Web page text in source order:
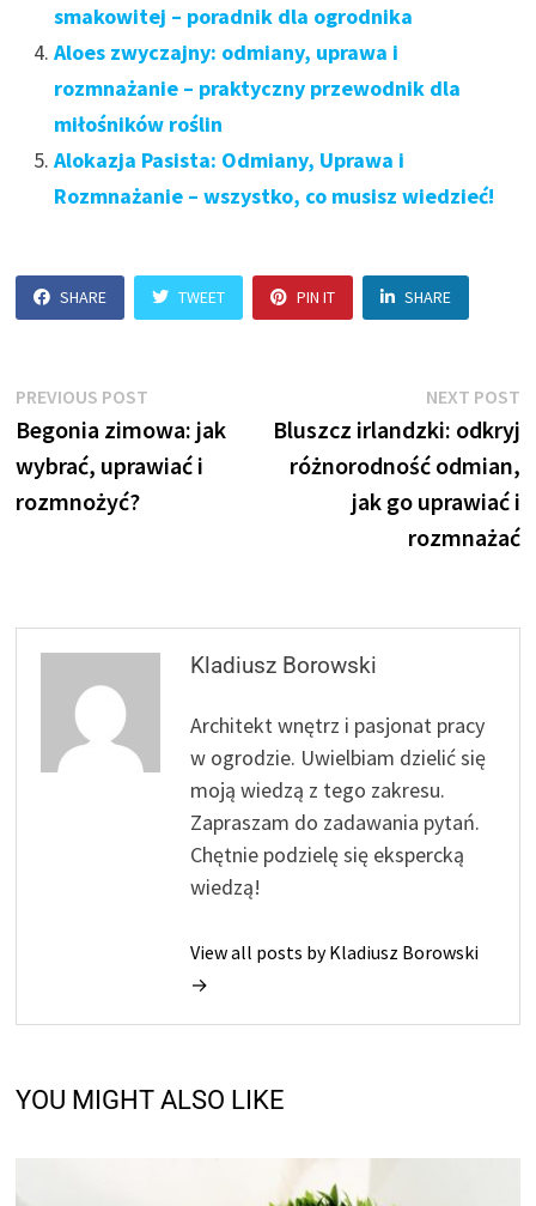
smakowitej – poradnik dla ogrodnika
Aloes zwyczajny: odmiany, uprawa i
rozmnażanie – praktyczny przewodnik dla
miłośników roślin
Alokazja Pasista: Odmiany, Uprawa i
Rozmnażanie – wszystko, co musisz wiedzieć!
SHARE TWEET PIN IT SHARE
Nawigacja
wpisu
PREVIOUS POST
post:
Begonia zimowa: jak
wybrać, uprawiać i
rozmnożyć?
NEXT POST
Bluszcz irlandzki: odkryj
różnorodność odmian,
jak go uprawiać i
rozmnażać
Kladiusz Borowski
Architekt wnętrz i pasjonat pracy
w ogrodzie. Uwielbiam dzielić się
moją wiedzą z tego zakresu.
Zapraszam do zadawania pytań.
Chętnie podzielę się ekspercką
wiedzą!
View all posts by Kladiusz Borowski
→
YOU MIGHT ALSO LIKE